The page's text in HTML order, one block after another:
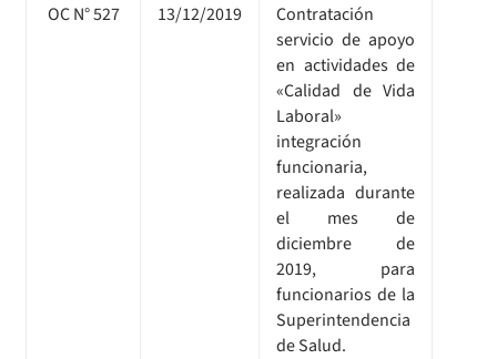
OC N° 527 13/12/2019
Contratación
servicio de apoyo
en actividades de
«Calidad de Vida
Laboral»
integración
funcionaria,
realizada durante
el mes de
diciembre de
2019, para
funcionarios de la
Superintendencia
de Salud.